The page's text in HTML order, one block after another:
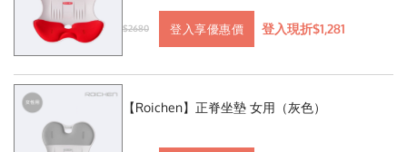
$2680 登入享優惠價 登入現折$1,281
【Roichen】正脊坐墊 女用（灰色）